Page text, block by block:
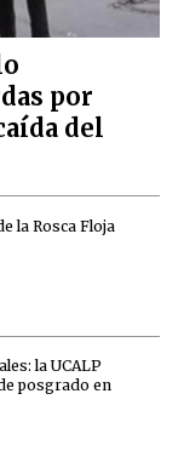
por
del
la Rosca Floja
la UCALP
posgrado en